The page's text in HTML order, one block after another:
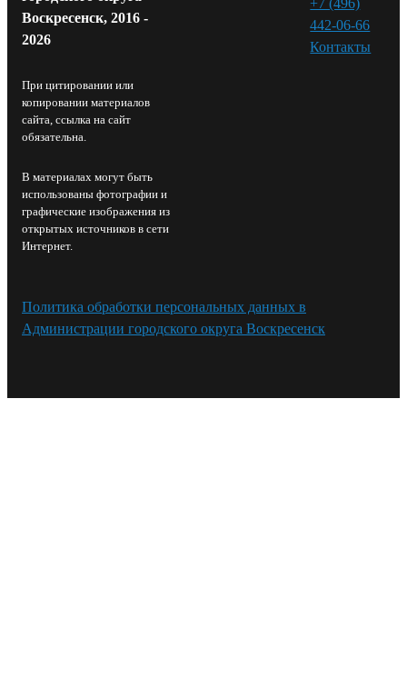
Воскресенск, 2016 -
2026
При цитировании или
копировании материалов
сайта, ссылка на сайт
обязательна.
В материалах могут быть
использованы фотографии и
графические изображения из
открытых источников в сети
Интернет.
442-06-66
Контакты⁠
Политика обработки персональных данных в
Администрации городского округа Воскресенск